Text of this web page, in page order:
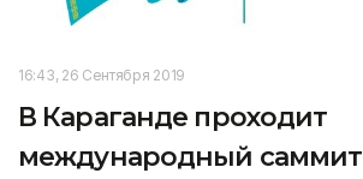
16:43, 26 Сентября 2019
В Караганде проходит
международный саммит